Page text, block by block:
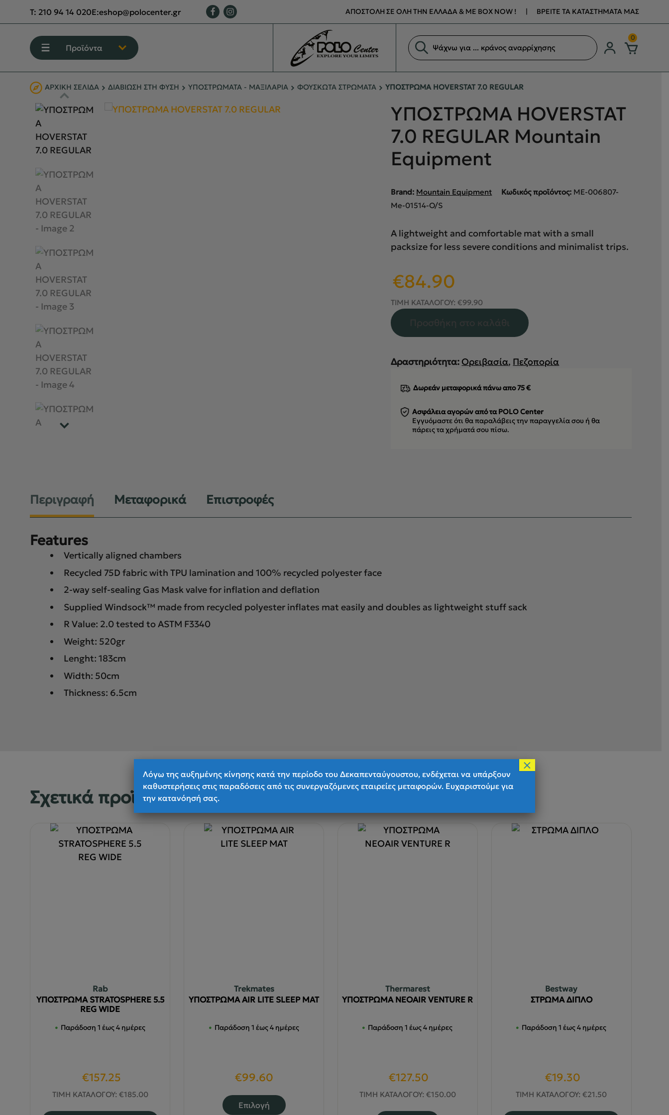
T: 210 94 14 020E:eshop@polocenter.gr ΑΠΟΣΤΟΛΗ ΣΕ ΟΛΗ ΤΗΝ ΕΛΛΑΔΑ & ΜΕ BOX NOW ! | ΒΡΕΙΤΕ ΤΑ ΚΑΤΑΣΤΗΜΑΤΑ ΜΑΣ
Προϊόντα
Αναζήτηση
προϊόντων
0
ΕΝΔΥΣΗ
ΥΠΟΔΗΣΗ
ΟΡΕΙΒΑΣΙΑ - ΧΕΙΜΕΡΙΝΟ ΒΟΥΝΟ
ΠΕΖΟΠΟΡΙΑ
CAMPING
ΣΑΚΙΔΙΑ - ΤΣΑΝΤΕΣ
ΤΑΞΙΔΙ - ΠΟΛΗ
BACK2SCHOOL
ΠΕΡΙΣΣΟΤΕΡΑ +
ΕΥΚΑΙΡΙΕΣ
ΑΡΧΙΚΉ ΣΕΛΊΔΑ ΔΙΑΒΙΩΣΗ ΣΤΗ ΦΥΣΗ ΥΠΟΣΤΡΩΜΑΤΑ - ΜΑΞΙΛΑΡΙΑ ΦΟΥΣΚΩΤΑ ΣΤΡΩΜΑΤΑ ΥΠΟΣΤΡΩΜΑ HOVERSTAT 7.0 REGULAR
ΥΠΟΣΤΡΩΜΑ HOVERSTAT
7.0 REGULAR Mountain
Equipment
Brand: Mountain Equipment Κωδικός προϊόντος: ME-006807-
Me-01514-O/S
A lightweight and comfortable mat with a small
packsize for less severe conditions and minimalist trips.
Original
price
was:
€99.90.
€84.90
τιμή
ΤΙΜΗ ΚΑΤΑΛΟΓΟΥ:€99.90
Δραστηριότητα: Ορειβασία, Πεζοπορία
Δωρεάν μεταφορικά πάνω απο 75 €
Ασφάλεια αγορών από τα POLO Center
Εγγυόμαστε ότι θα παραλάβεις την παραγγελία σου ή θα
πάρεις τα χρήματά σου πίσω.
Περιγραφή Μεταφορικά Επιστροφές
Features
Vertically aligned chambers
Recycled 75D fabric with TPU lamination and 100% recycled polyester face
2-way self-sealing Gas Mask valve for inflation and deflation
Supplied Windsock™ made from recycled polyester inflates mat easily and doubles as lightweight stuff sack
R Value: 2.0 tested to ASTM F3340
Weight: 520gr
Lenght: 183cm
Width: 50cm
Thickness: 6.5cm
Σχετικά προϊόντα
Rab
ΥΠΟΣΤΡΩΜΑ STRATOSPHERE 5.5
REG WIDE
Παράδοση 1 έως 4 ημέρες
Original
price
was:
€157.25Η
τρέχουσα
τιμή
ΤΙΜΗ ΚΑΤΑΛΟΓΟΥ: €185.00
Trekmates
ΥΠΟΣΤΡΩΜΑ AIR LITE SLEEP MAT
Παράδοση 1 έως 4 ημέρες
€99.60
Επιλογή
το
Thermarest
ΥΠΟΣΤΡΩΜΑ NEOAIR VENTURE R
Παράδοση 1 έως 4 ημέρες
Original
price
was:
€127.50
τρέχουσα
τιμή
ΤΙΜΗ ΚΑΤΑΛΟΓΟΥ: €150.00
Bestway
ΣΤΡΩΜΑ ΔΙΠΛΟ
Παράδοση 1 έως 4 ημέρες
Original
price
was:
€19.30Η
τρέχουσα
τιμή
ΤΙΜΗ ΚΑΤΑΛΟΓΟΥ:€21.50
Λόγω της αυξημένης κίνησης κατά την περίοδο του Δεκαπενταύγουστου, ενδέχεται να υπάρξουν
καθυστερήσεις στις παραδόσεις από τις συνεργαζόμενες εταιρείες μεταφορών. Ευχαριστούμε για
την κατανόησή σας.
×